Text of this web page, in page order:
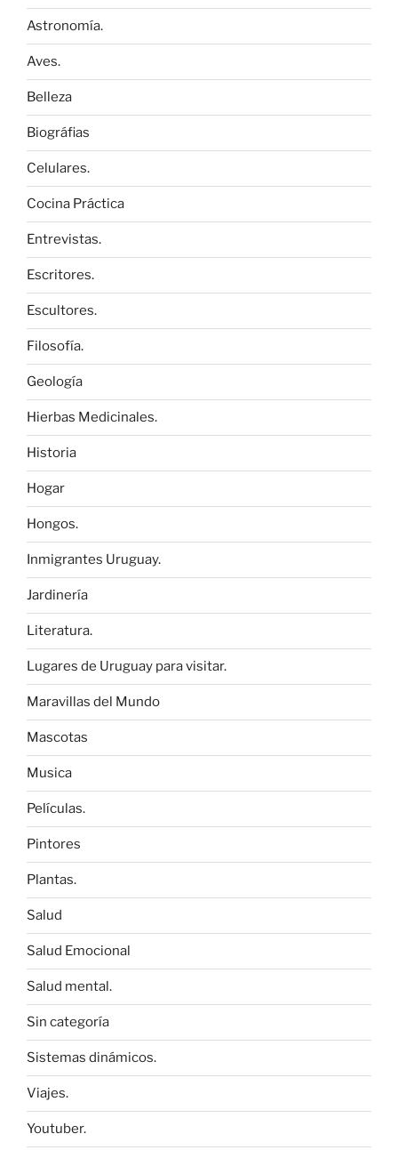
Astronomía.
Aves.
Belleza
Biográfias
Celulares.
Cocina Práctica
Entrevistas.
Escritores.
Escultores.
Filosofía.
Geología
Hierbas Medicinales.
Historia
Hogar
Hongos.
Inmigrantes Uruguay.
Jardinería
Literatura.
Lugares de Uruguay para visitar.
Maravillas del Mundo
Mascotas
Musica
Películas.
Pintores
Plantas.
Salud
Salud Emocional
Salud mental.
Sin categoría
Sistemas dinámicos.
Viajes.
Youtuber.